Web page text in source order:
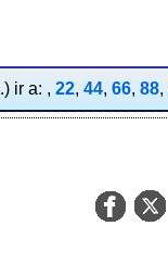
ir a: , 22, 44, 66, 88,